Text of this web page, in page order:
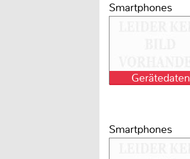
Smartphones
Gerätedaten
Smartphones